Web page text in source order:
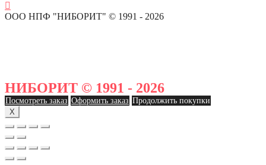
ООО НПФ "НИБОРИТ" © 1991 - 2026
НИБОРИТ © 1991 - 2026
Посмотреть заказ Оформить заказ Продолжить покупки
X